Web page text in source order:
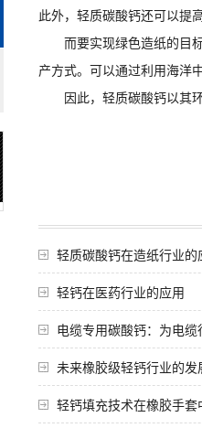
此外， 轻质碳酸钙还可以提
而要实现绿色造纸的目标
产方式。可以通过利用海洋
因此，轻质碳酸钙以其环
轻质碳酸钙在造纸行业
轻钙在医药行业的应用
电缆专用碳酸钙：为电
未来橡胶级轻钙行业的发
轻钙填充技术在橡胶手套